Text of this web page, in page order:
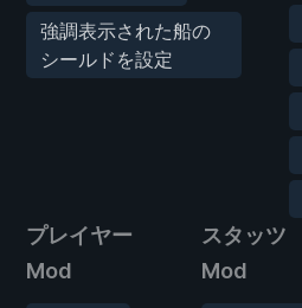
強調表示された船の
シールドを設定
プレイヤー
Mod
スタッツ
Mod